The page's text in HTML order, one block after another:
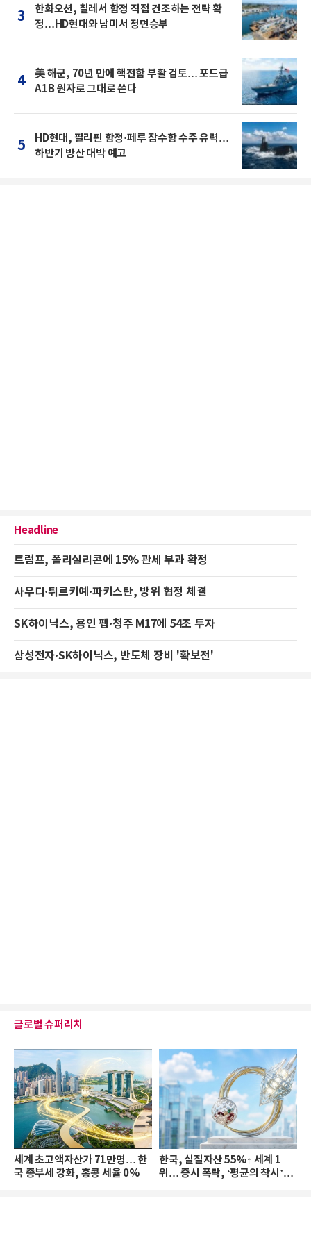
3
한화오션, 칠레서 함정 직접 건조하는 전략 확
정…HD현대와 남미서 정면승부
4
美 해군, 70년 만에 핵전함 부활 검토… 포드급
A1B 원자로 그대로 쓴다
5
HD현대, 필리핀 함정·페루 잠수함 수주 유력…
하반기 방산 대박 예고
Headline
트럼프, 폴리실리콘에 15% 관세 부과 확정
사우디·튀르키예·파키스탄, 방위 협정 체결
SK하이닉스, 용인 팹·청주 M17에 54조 투자
삼성전자·SK하이닉스, 반도체 장비 '확보전'
글로벌 슈퍼리치
세계 초고액자산가 71만명… 한
국 종부세 강화, 홍콩 세율 0%
한국, 실질자산 55%↑ 세계 1
위… 증시 폭락, ‘평균의 착시’와